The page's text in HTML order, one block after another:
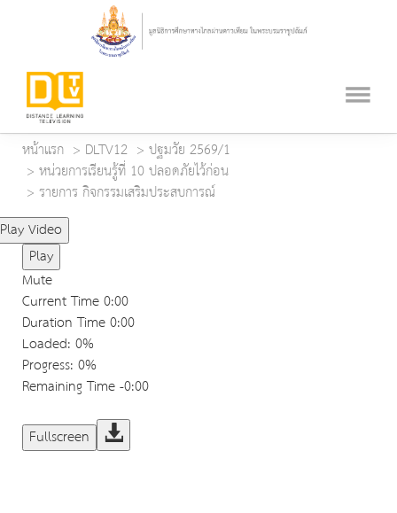
หน้าแรก DLTV12
ปฐมวัย 2569/1
หน่วยการเรียนรู้ที่ 10 ปลอดภัยไว้ก่อน
รายการ กิจกรรมเสริมประสบการณ์
Play Video
Play
Mute
Current Time0:00
Duration Time0:00
Loaded: 0%
Progress: 0%
Remaining Time-0:00
Fullscreen